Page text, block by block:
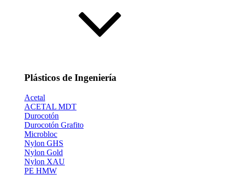
Plásticos de Ingeniería
Acetal
ACETAL MDT
Durocotón
Durocotón Grafito
Microbloc
Nylon GHS
Nylon Gold
Nylon XAU
PE HMW